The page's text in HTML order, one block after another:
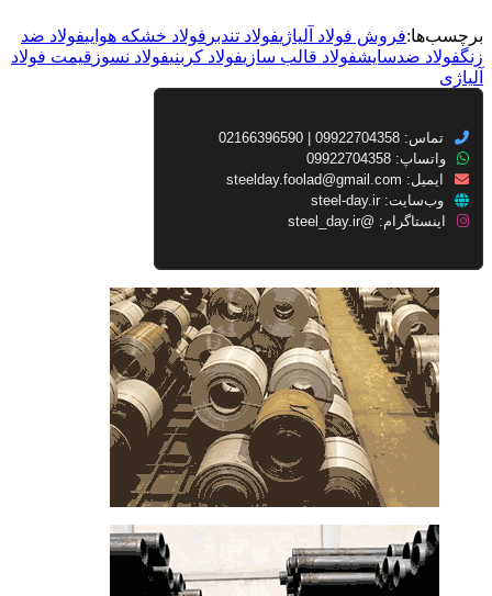
برچسب‌ها:فروش فولاد آلیاژیفولاد تندبر فولاد خشکه هواییفولاد ضد
زنگفولاد ضدسایشفولاد قالب سازیفولاد کربنیفولاد نسوز قیمت فولاد
آلیاژی
تماس: 09922704358 | 02166396590
واتساپ: 09922704358
ایمیل: steelday.foolad@gmail.com
وب‌سایت: steel-day.ir
اینستاگرام: @steel_day.ir